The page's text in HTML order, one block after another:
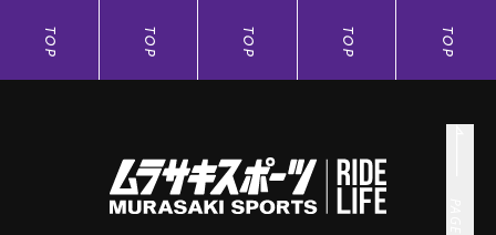
TOP TOP TOP TOP TOP